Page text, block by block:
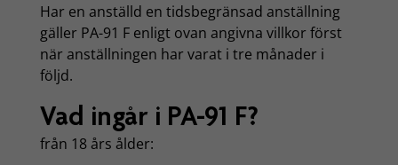
Har en anställd en tidsbegränsad anställning
gäller PA-91 F enligt ovan angivna villkor först
när anställningen har varat i tre månader i
följd.
Vad ingår i PA-91 F?
från 18 års ålder: